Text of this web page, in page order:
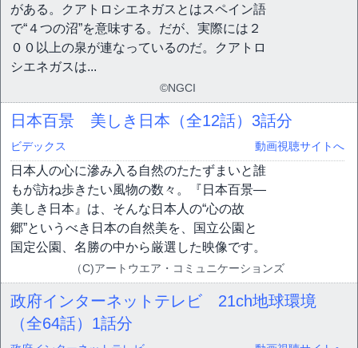
がある。クアトロシエネガスとはスペイン語
で“４つの沼”を意味する。だが、実際には２
００以上の泉が連なっているのだ。クアトロ
シエネガスは...
©NGCI
日本百景 美しき日本（全12話） 3話分
ビデックス 動画視聴サイトへ
日本人の心に滲み入る自然のたたずまいと誰
もが訪ね歩きたい風物の数々。『日本百景―
美しき日本』は、そんな日本人の“心の故
郷”というべき日本の自然美を、国立公園と
国定公園、名勝の中から厳選した映像です。
（C)アートウエア・コミュニケーションズ
政府インターネットテレビ 21ch地球環境
（全64話） 1話分